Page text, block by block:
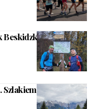
Beskidzki w 7 dni i 12
biegu w